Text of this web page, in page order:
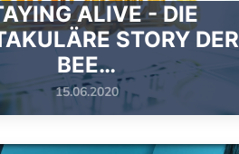
ALIVE - DIE
STORY DER
BEE…
15.06.2020